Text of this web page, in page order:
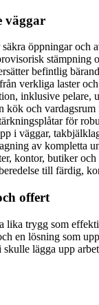
väggar
öppningar och
stämpning
befintlig
verkliga laster
inklusive pelare,
kök och
för
i väggar,
av kompletta
kontor, butiker och
till färdig,
offert
lika trygg som
en lösning som
lägga upp